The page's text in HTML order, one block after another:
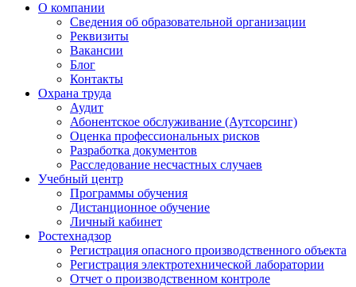
О компании
Сведения об образовательной организации
Реквизиты
Вакансии
Блог
Контакты
Охрана труда
Аудит
Абонентское обслуживание (Аутсорсинг)
Оценка профессиональных рисков
Разработка документов
Расследование несчастных случаев
Учебный центр
Программы обучения
Дистанционное обучение
Личный кабинет
Ростехнадзор
Регистрация опасного производственного объекта
Регистрация электротехнической лаборатории
Отчет о производственном контроле